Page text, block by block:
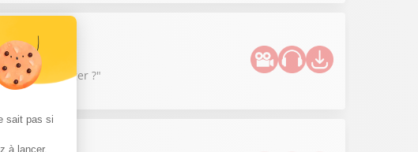
va tout changer ?"